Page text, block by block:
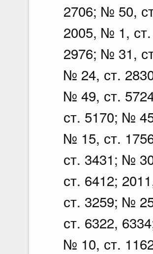
2706; № 50,
2005, № 1,
2976; № 31,
№ 24, ст.
№ 49, ст.
ст. 5170; №
№ 15, ст.
ст. 3431; №
ст. 6412;
ст. 3259; №
ст. 6322,
№ 10, ст.